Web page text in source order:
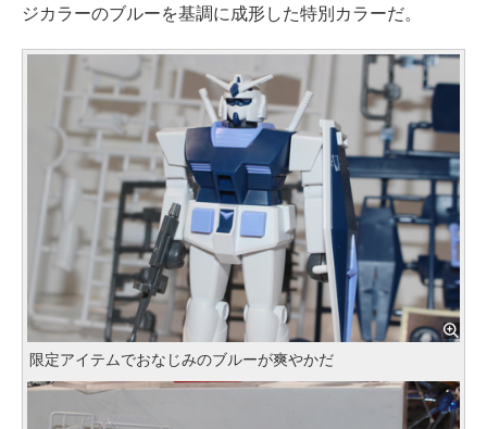
ジカラーのブルーを基調に成形した特別カラーだ。
限定アイテムでおなじみのブルーが爽やかだ